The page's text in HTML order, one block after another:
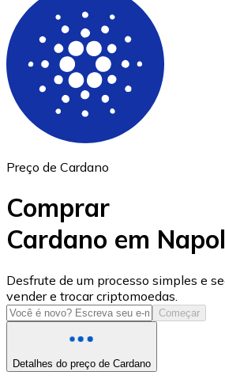
Ethereum
ETH
USD Coin
USDC
Preço de Cardano
Comprar
Cardano em
Desfrute de um processo simples e
vender e trocar criptomoedas.
Começar
Detalhes do preço de Cardano